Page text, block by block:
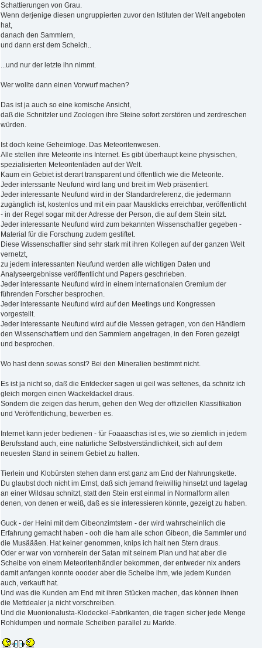
Schattierungen von Grau.
Wenn derjenige diesen ungruppierten zuvor den Istituten der Welt angeboten
hat,
danach den Sammlern,
und dann erst dem Scheich..
...und nur der letzte ihn nimmt.
Wer wollte dann einen Vorwurf machen?
Das ist ja auch so eine komische Ansicht,
daß die Schnitzler und Zoologen ihre Steine sofort zerstören und zerdreschen
würden.
Ist doch keine Geheimloge. Das Meteoritenwesen.
Alle stellen ihre Meteorite ins Internet. Es gibt überhaupt keine physischen,
spezialisierten Meteoritenläden auf der Welt.
Kaum ein Gebiet ist derart transparent und öffentlich wie die Meteorite.
Jeder interssante Neufund wird lang und breit im Web präsentiert.
Jeder interessante Neufund wird in der Standardreferenz, die jedermann
zugänglich ist, kostenlos und mit ein paar Mausklicks erreichbar, veröffentlicht
- in der Regel sogar mit der Adresse der Person, die auf dem Stein sitzt.
Jeder interessante Neufund wird zum bekannten Wissenschaftler gegeben -
Material für die Forschung zudem gestiftet.
Diese Wissenschaftler sind sehr stark mit ihren Kollegen auf der ganzen Welt
vernetzt,
zu jedem interessanten Neufund werden alle wichtigen Daten und
Analyseergebnisse veröffentlicht und Papers geschrieben.
Jeder interessante Neufund wird in einem internationalen Gremium der
führenden Forscher besprochen.
Jeder interessante Neufund wird auf den Meetings und Kongressen
vorgestellt.
Jeder interessante Neufund wird auf die Messen getragen, von den Händlern
den Wissenschaftlern und den Sammlern angetragen, in den Foren gezeigt
und besprochen.
Wo hast denn sowas sonst? Bei den Mineralien bestimmt nicht.
Es ist ja nicht so, daß die Entdecker sagen ui geil was seltenes, da schnitz ich
gleich morgen einen Wackeldackel draus.
Sondern die zeigen das herum, gehen den Weg der offiziellen Klassifikation
und Veröffentlichung, bewerben es.
Internet kann jeder bedienen - für Foaaaschas ist es, wie so ziemlich in jedem
Berufsstand auch, eine natürliche Selbstverständlichkeit, sich auf dem
neuesten Stand in seinem Gebiet zu halten.
Tierlein und Klobürsten stehen dann erst ganz am End der Nahrungskette.
Du glaubst doch nicht im Ernst, daß sich jemand freiwillig hinsetzt und tagelag
an einer Wildsau schnitzt, statt den Stein erst einmal in Normalform allen
denen, von denen er weiß, daß es sie interessieren könnte, gezeigt zu haben.
Guck - der Heini mit dem Gibeonzimtstern - der wird wahrscheinlich die
Erfahrung gemacht haben - ooh die ham alle schon Gibeon, die Sammler und
die Musäääen. Hat keiner genommen, knips ich halt nen Stern draus.
Oder er war von vornherein der Satan mit seinem Plan und hat aber die
Scheibe von einem Meteoritenhändler bekommen, der entweder nix anders
damit anfangen konnte oooder aber die Scheibe ihm, wie jedem Kunden
auch, verkauft hat.
Und was die Kunden am End mit ihren Stücken machen, das können ihnen
die Mettdealer ja nicht vorschreiben.
Und die Muonionalusta-Klodeckel-Fabrikanten, die tragen sicher jede Menge
Rohklumpen und normale Scheiben parallel zu Markte.